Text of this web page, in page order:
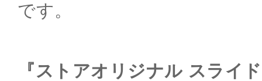
です。
『ストアオリジナル スライ